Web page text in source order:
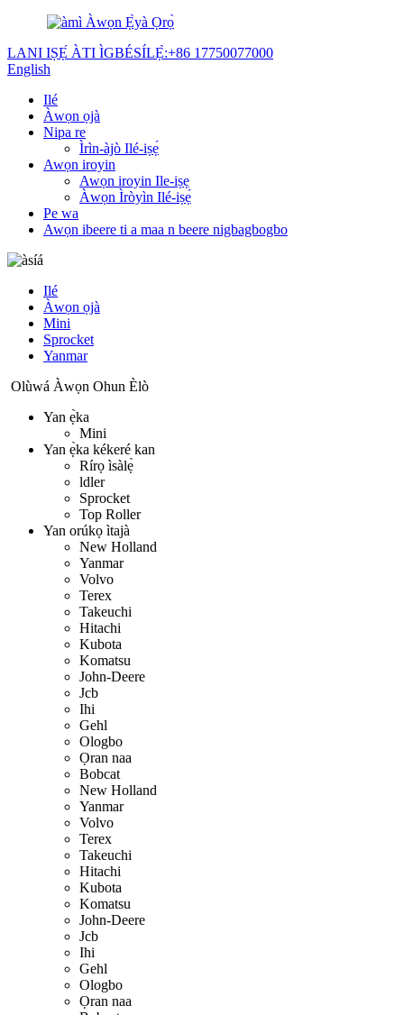
Àwọn Ẹ̀yà Ọrọ̀
LANI IṢẸ́ ÀTI ÌGBÉSÍLẸ̀:+86 17750077000
English
Ilé
Àwọn ọjà
Nipa re
Ìrìn-àjò Ilé-iṣẹ́
Awọn iroyin
Awọn iroyin Ile-iṣẹ
Àwọn Ìròyìn Ilé-iṣẹ́
Pe wa
Awọn ibeere ti a maa n beere nigbagbogbo
Ilé
Àwọn ọjà
Mini
Sprocket
Yanmar
Olùwá Àwọn Ohun Èlò
Yan ẹ̀ka
Mini
Yan ẹ̀ka kékeré kan
Rírọ ìsàlẹ̀
ldler
Sprocket
Top Roller
Yan orúkọ ìtajà
New Holland
Yanmar
Volvo
Terex
Takeuchi
Hitachi
Kubota
Komatsu
John-Deere
Jcb
Ihi
Gehl
Ologbo
Ọran naa
Bobcat
New Holland
Yanmar
Volvo
Terex
Takeuchi
Hitachi
Kubota
Komatsu
John-Deere
Jcb
Ihi
Gehl
Ologbo
Ọran naa